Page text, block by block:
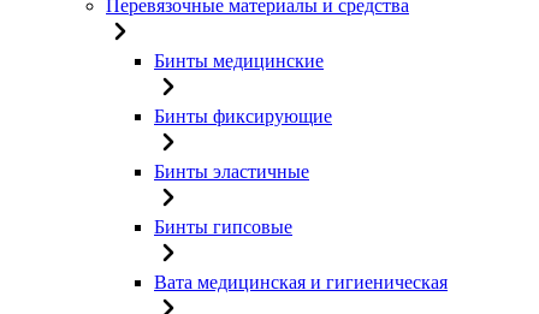
Перевязочные материалы и средства
Бинты медицинские
Бинты фиксирующие
Бинты эластичные
Бинты гипсовые
Вата медицинская и гигиеническая